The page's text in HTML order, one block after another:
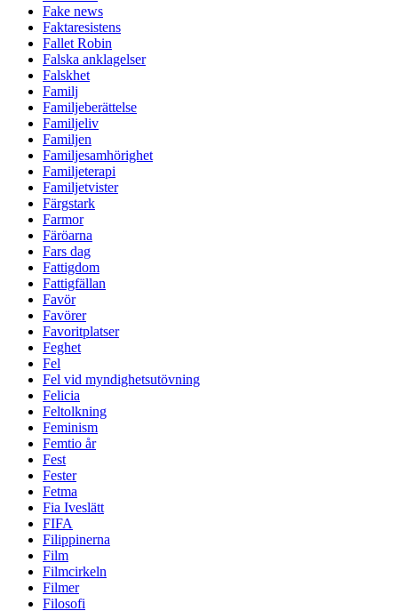
Fake news
Faktaresistens
Fallet Robin
Falska anklagelser
Falskhet
Familj
Familjeberättelse
Familjeliv
Familjen
Familjesamhörighet
Familjeterapi
Familjetvister
Färgstark
Farmor
Färöarna
Fars dag
Fattigdom
Fattigfällan
Favör
Favörer
Favoritplatser
Feghet
Fel
Fel vid myndighetsutövning
Felicia
Feltolkning
Feminism
Femtio år
Fest
Fester
Fetma
Fia Iveslätt
FIFA
Filippinerna
Film
Filmcirkeln
Filmer
Filosofi